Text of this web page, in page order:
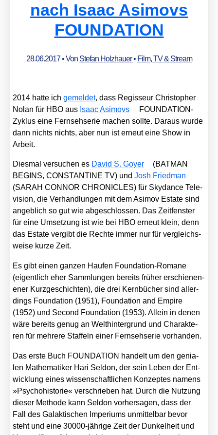
nach Isaac Asimovs
FOUNDATION
28.06.2017• Von Stefan Holzhauer• Film, TV & Stream
2014 hat­te ichgemel­det, dass Regis­seur Chris­to­pher
Nolan für HBO aus Isaac Asi­movs
FOUN­DA­TI­ON-
Zyklus eine Fern­seh­se­rie machen soll­te. Dar­aus wur­de
dann nichts nichts, aber nun ist erneut eine Show in
Arbeit.
Dies­mal ver­su­chen es David S. Goy­er
(BATMAN
BEGINS, CONSTANTINE TV) undJosh Fried­man
(SARAH CONNOR CHRONICLES) für Sky­dance Tele­
vi­si­on, die Ver­hand­lun­gen mit dem Asi­mov Estate sind
angeb­lich so gut wie abge­schlos­sen. Das Zeit­fens­ter
für eine Umset­zung ist wie bei HBO erneut klein, denn
das Estate ver­gibt die Rech­te immer nur für ver­gleichs­
wei­se kur­ze Zeit.
Es gibt einen gan­zen Hau­fen Foun­da­ti­on-Roma­ne
(eigent­lich eher Samm­lun­gen bereits frü­her erschie­nen­
e­n­er Kurz­ge­schich­ten), die drei Kern­bü­cher sind aller­
dings Foun­da­ti­on (1951), Foun­da­ti­on and Empire
(1952) und Second Foun­da­ti­on (1953). Allein in denen
wäre bereits genug an Welt­hin­ter­grund und Cha­rak­te­
ren für meh­re­re Staf­feln einer Fern­seh­se­rie vor­han­den.
Das ers­te Buch FOUNDATION han­delt um den genia­
len Mathe­ma­ti­ker Hari Sel­don, der sein Leben der Ent­
wick­lung eines wis­sen­schaft­li­chen Kon­zep­tes namens
»Psy­cho­his­to­rie« ver­schrie­ben hat. Durch die Nut­zung
die­ser Metho­de kann Sel­don vor­her­sa­gen, dass der
Fall des Galak­ti­schen Impe­ri­ums unmit­tel­bar bevor
steht und eine 30000-jäh­ri­ge Zeit der Dun­kel­heit und